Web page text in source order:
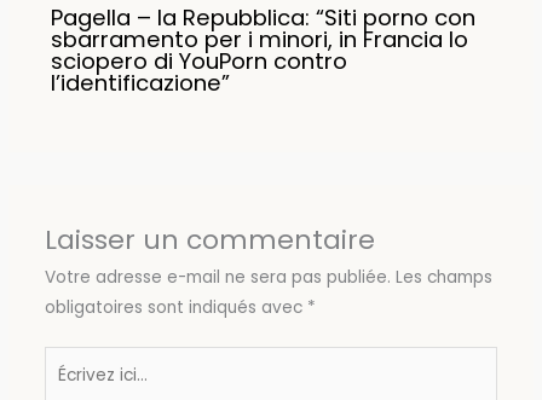
Pagella – la Repubblica: “Siti porno con
sbarramento per i minori, in Francia lo
sciopero di YouPorn contro
l’identificazione”
Laisser un commentaire
Votre adresse e-mail ne sera pas publiée. Les champs
obligatoires sont indiqués avec *
Écrivez